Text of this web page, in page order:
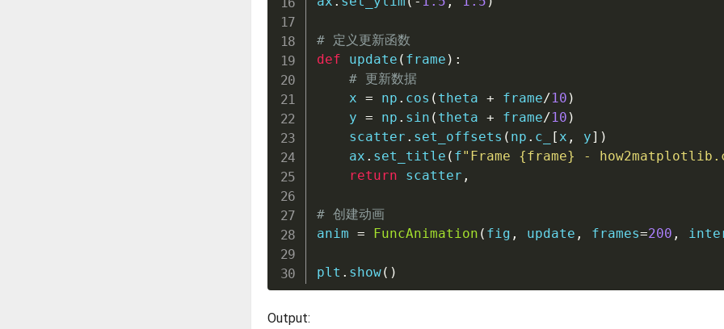
# 定义更新函数
def
update ( frame ) :
# 更新数据
    x
= np . cos ( theta + frame/10 )
    y
= np . sin ( theta + frame/10 )
    scatter
. set_offsets ( np . c_ [ x , y] )
    ax
. set_title ( f"Frame {frame} -
return scatter ,
# 创建动画
anim = FuncAnimation ( fig , update , frames=200 ,
plt . show( )
Output: